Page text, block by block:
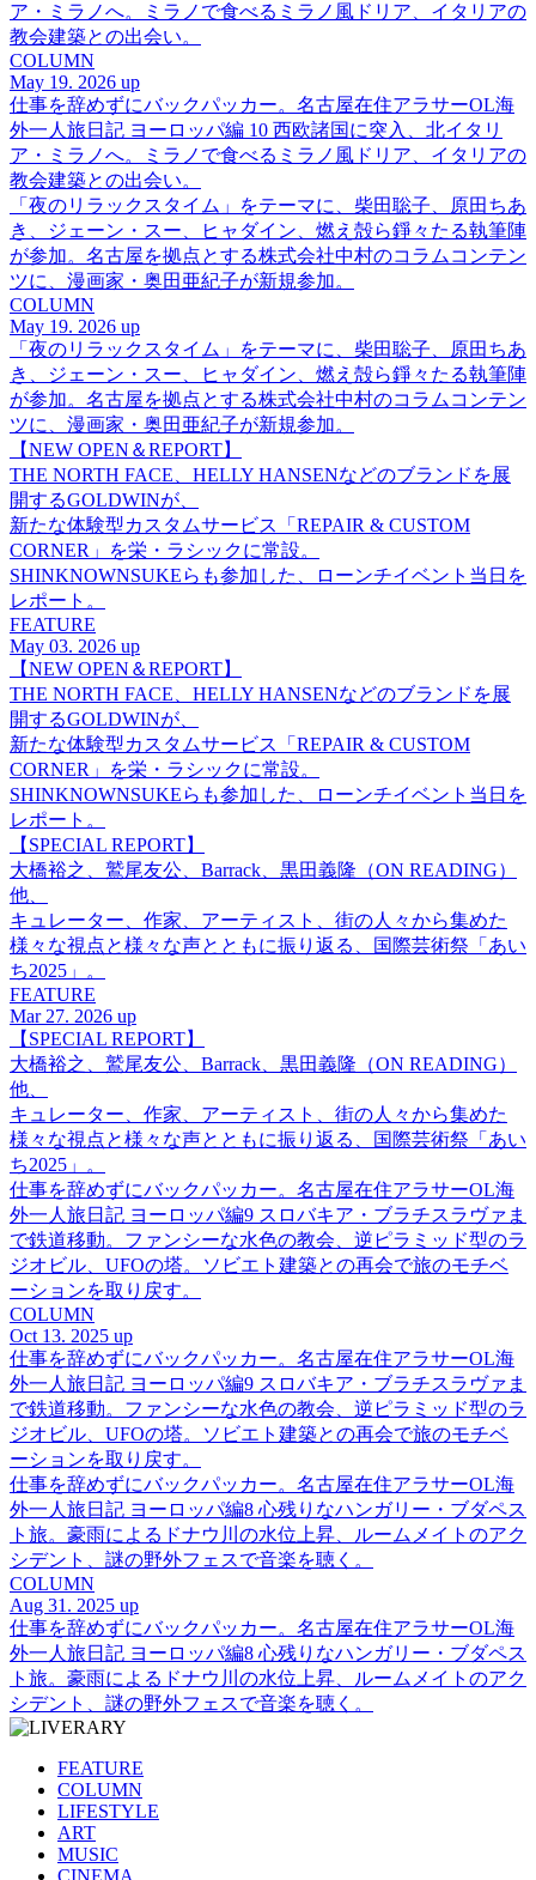
ア・ミラノへ。ミラノで食べるミラノ風ドリア、イタリアの
教会建築との出会い。
COLUMN
May 19. 2026 up
仕事を辞めずにバックパッカー。名古屋在住アラサーOL海
外一人旅日記 ヨーロッパ編 10 西欧諸国に突入、北イタリ
ア・ミラノへ。ミラノで食べるミラノ風ドリア、イタリアの
教会建築との出会い。
「夜のリラックスタイム」をテーマに、柴田聡子、原田ちあ
き、ジェーン・スー、ヒャダイン、燃え殻ら錚々たる執筆陣
が参加。名古屋を拠点とする株式会社中村のコラムコンテン
ツに、漫画家・奥田亜紀子が新規参加。
COLUMN
May 19. 2026 up
「夜のリラックスタイム」をテーマに、柴田聡子、原田ちあ
き、ジェーン・スー、ヒャダイン、燃え殻ら錚々たる執筆陣
が参加。名古屋を拠点とする株式会社中村のコラムコンテン
ツに、漫画家・奥田亜紀子が新規参加。
【NEW OPEN＆REPORT】
THE NORTH FACE、HELLY HANSENなどのブランドを展
開するGOLDWINが、
新たな体験型カスタムサービス「REPAIR & CUSTOM
CORNER」を栄・ラシックに常設。
SHINKNOWNSUKEらも参加した、ローンチイベント当日を
レポート。
FEATURE
May 03. 2026 up
【NEW OPEN＆REPORT】
THE NORTH FACE、HELLY HANSENなどのブランドを展
開するGOLDWINが、
新たな体験型カスタムサービス「REPAIR & CUSTOM
CORNER」を栄・ラシックに常設。
SHINKNOWNSUKEらも参加した、ローンチイベント当日を
レポート。
【SPECIAL REPORT】
大橋裕之、鷲尾友公、Barrack、黒田義隆（ON READING）
他、
キュレーター、作家、アーティスト、街の人々から集めた
様々な視点と様々な声とともに振り返る、国際芸術祭「あい
ち2025」。
FEATURE
Mar 27. 2026 up
【SPECIAL REPORT】
大橋裕之、鷲尾友公、Barrack、黒田義隆（ON READING）
他、
キュレーター、作家、アーティスト、街の人々から集めた
様々な視点と様々な声とともに振り返る、国際芸術祭「あい
ち2025」。
仕事を辞めずにバックパッカー。名古屋在住アラサーOL海
外一人旅日記 ヨーロッパ編9 スロバキア・ブラチスラヴァま
で鉄道移動。ファンシーな水色の教会、逆ピラミッド型のラ
ジオビル、UFOの塔。ソビエト建築との再会で旅のモチベ
ーションを取り戻す。
COLUMN
Oct 13. 2025 up
仕事を辞めずにバックパッカー。名古屋在住アラサーOL海
外一人旅日記 ヨーロッパ編9 スロバキア・ブラチスラヴァま
で鉄道移動。ファンシーな水色の教会、逆ピラミッド型のラ
ジオビル、UFOの塔。ソビエト建築との再会で旅のモチベ
ーションを取り戻す。
仕事を辞めずにバックパッカー。名古屋在住アラサーOL海
外一人旅日記 ヨーロッパ編8 心残りなハンガリー・ブダペス
ト旅。豪雨によるドナウ川の水位上昇、ルームメイトのアク
シデント、謎の野外フェスで音楽を聴く。
COLUMN
Aug 31. 2025 up
仕事を辞めずにバックパッカー。名古屋在住アラサーOL海
外一人旅日記 ヨーロッパ編8 心残りなハンガリー・ブダペス
ト旅。豪雨によるドナウ川の水位上昇、ルームメイトのアク
シデント、謎の野外フェスで音楽を聴く。
FEATURE
COLUMN
LIFESTYLE
ART
MUSIC